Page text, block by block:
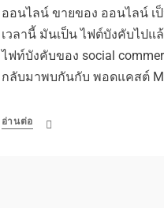
ออนไลน์ ขายของ ออนไลน์ เ
เวลานี้ มันเป็น ไฟต์บังคับไปแ
ไฟท์บังคับของ social
กลับมาพบกันกับ พอดแคสต์
อ่านต่อ